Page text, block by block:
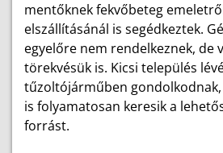
mentőknek fekvőbeteg
elszállításánál is segédkeztek.
egyelőre nem rendelkeznek, de
törekvésük is. Kicsi település
tűzoltójárműben gondolkodnak,
is folyamatosan keresik a
forrást.